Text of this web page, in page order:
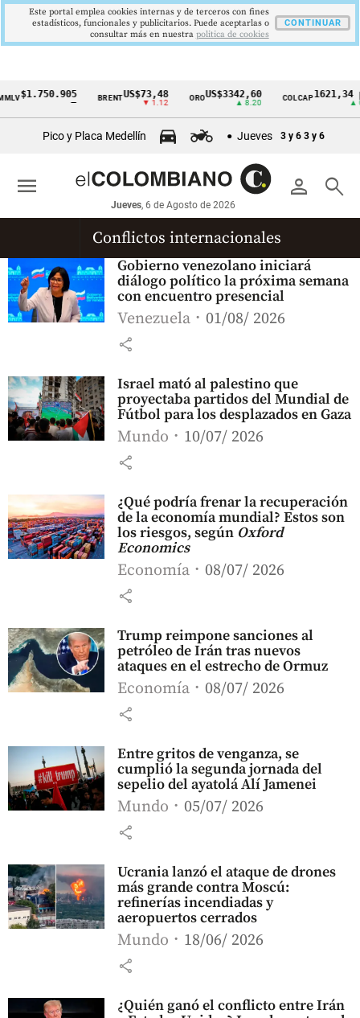
Cintillo
económicos
Colombia
$1.750.905 BRENTUS$73,48
▼ 1.12
OROUS$3342,60
▲ 8.20
COLCAP1621,34
▲
Pico y Placa Medellín Jueves 3 y 6 3 y 6
person search
Jueves, 6 de Agosto de 2026
menu
Conflictos internacionales
Gobierno venezolano iniciará
diálogo político la próxima semana
con encuentro presencial
Venezuela 01/08/ 2026
share
Israel mató al palestino que
proyectaba partidos del Mundial de
Fútbol para los desplazados en Gaza
Mundo 10/07/ 2026
share
¿Qué podría frenar la recuperación
de la economía mundial? Estos son
los riesgos, según Oxford
Economics
Economía 08/07/ 2026
share
Trump reimpone sanciones al
petróleo de Irán tras nuevos
ataques en el estrecho de Ormuz
Economía 08/07/ 2026
share
Entre gritos de venganza, se
cumplió la segunda jornada del
sepelio del ayatolá Alí Jamenei
Mundo 05/07/ 2026
share
Ucrania lanzó el ataque de drones
más grande contra Moscú:
refinerías incendiadas y
aeropuertos cerrados
Mundo 18/06/ 2026
share
¿Quién ganó el conflicto entre Irán
Este portal emplea cookies internas y de terceros con fines
estadísticos, funcionales y publicitarios. Puede aceptarlas o
consultar más en nuestra politica de cookies
CONTINUAR